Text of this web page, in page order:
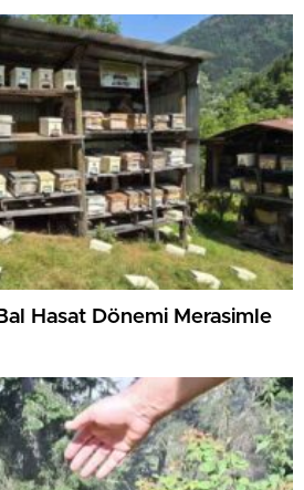
Hasat Dönemi Merasimle